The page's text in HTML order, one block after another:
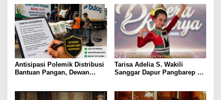
Antisipasi Polemik Distribusi
Bantuan Pangan, Dewan
TKBM dan Sopir Pengangkut
Tarisa Adelia S. Wakili
Sanggar Dapur Pangbarep di